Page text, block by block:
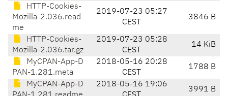
HTTP-Cookies-
Mozilla-2.036.read
me
2019-07-23 05:27
CEST
3846 B
HTTP-Cookies-
Mozilla-2.036.tar.gz
2019-07-23 05:28
CEST
14 KiB
MyCPAN-App-D
PAN-1.281.meta
2018-05-16 20:28
CEST
1788 B
MyCPAN-App-D
2018-05-16 19:06
3991 B